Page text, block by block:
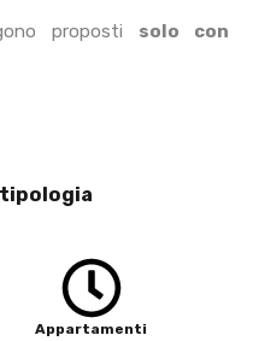
proposti solo con
tipologia
Appartamenti